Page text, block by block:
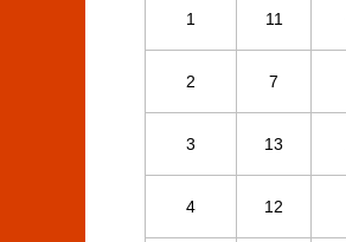
1 11
2 7
3 13
4 12